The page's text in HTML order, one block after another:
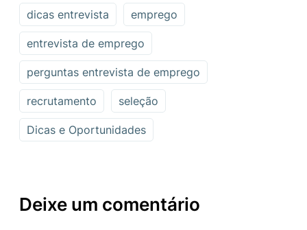
dicas entrevista emprego
entrevista de emprego
perguntas entrevista de emprego
recrutamento seleção
Dicas e Oportunidades
Deixe um comentário